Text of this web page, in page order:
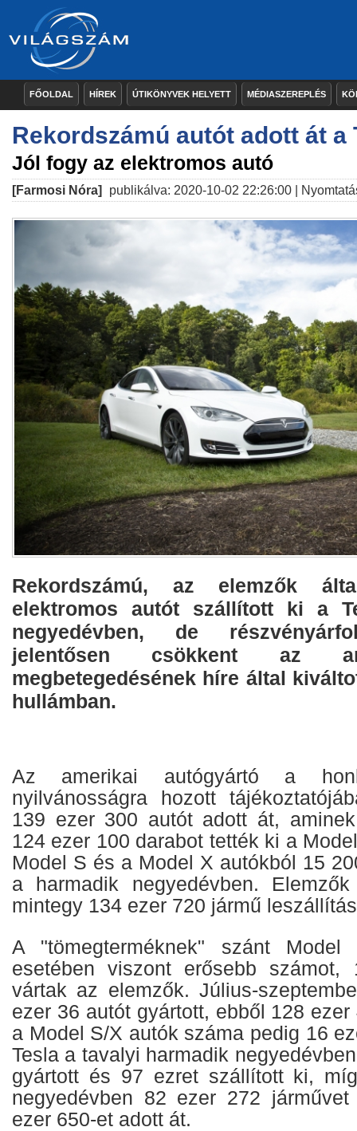
FŐOLDAL HÍREK ÚTIKÖNYVEK HELYETT MÉDIASZEREPLÉS
Rekordszámú autót adott át a
Jól fogy az elektromos autó
[Farmosi Nóra] publikálva: 2020-10-02 22:26:00 |
Rekordszámú, az elemzők
elektromos autót szállított ki a
negyedévben, de
jelentősen csökkent az
megbetegedésének híre által
hullámban.
Az amerikai autógyártó a
nyilvánosságra hozott
139 ezer 300 autót adott át,
124 ezer 100 darabot tették ki a
Model S és a Model X autókból 15
a harmadik negyedévben.
mintegy 134 ezer 720 jármű
A "tömegterméknek" szánt
esetében viszont erősebb számot,
vártak az elemzők. Július-
ezer 36 autót gyártott, ebből 128
a Model S/X autók száma pedig 16
Tesla a tavalyi harmadik
gyártott és 97 ezret szállított ki,
negyedévben 82 ezer 272
ezer 650-et adott át.